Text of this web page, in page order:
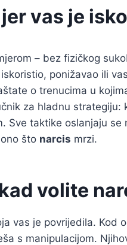
vas je
– bez fizičkog
ponižavao ili
o trenucima u
za hladnu strategiju:
Sve taktike oslanjaju
što narcis mrzi.
volite
vas je povrijedila. Kod
s manipulacijom.